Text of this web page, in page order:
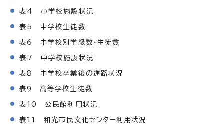
表4 小学校施設状況
表5 中学校生徒数
表6 中学校別学級数・生徒数
表7 中学校施設状況
表8 中学校卒業後の進路状況
表9 高等学校生徒数
表10 公民館利用状況
表11 和光市民文化センター利用状況